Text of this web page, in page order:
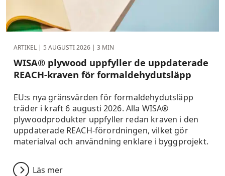
ARTIKEL | 5 AUGUSTI 2026 | 3 MIN
WISA® plywood uppfyller de uppdaterade
REACH-kraven för formaldehydutsläpp
EU:s nya gränsvärden för formaldehydutsläpp
träder i kraft 6 augusti 2026. Alla WISA®
plywoodprodukter uppfyller redan kraven i den
uppdaterade REACH-förordningen, vilket gör
materialval och användning enklare i byggprojekt.
Läs mer